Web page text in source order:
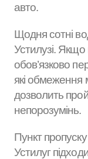
авто.
Щодня сотні
Устилузі.
обов’язково
які обмеження
дозволить
непорозумінь.
Пункт
Устилуг